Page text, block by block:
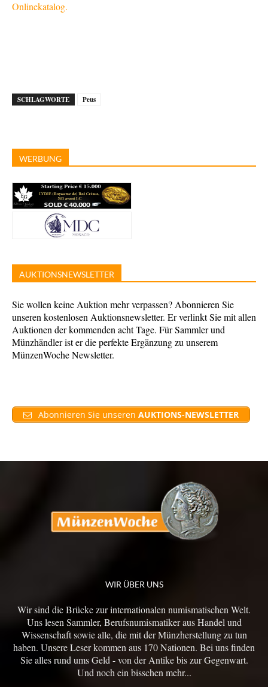
Onlinekatalog.
SCHLAGWORTE Peus
WERBUNG
AUKTIONSNEWSLETTER
Sie wollen keine Auktion mehr verpassen? Abonnieren Sie
unseren kostenlosen Auktionsnewsletter. Er verlinkt Sie mit allen
Auktionen der kommenden acht Tage. Für Sammler und
Münzhändler ist er die perfekte Ergänzung zu unserem
MünzenWoche Newsletter.
Abonnieren Sie unseren AUKTIONS-NEWSLETTER
WIR ÜBER UNS
Wir sind die Brücke zur internationalen numismatischen Welt.
Uns lesen Sammler, Berufsnumismatiker aus Handel und
Wissenschaft sowie alle, die mit der Münzherstellung zu tun
haben. Unsere Leser kommen aus 170 Nationen. Bei uns finden
Sie alles rund ums Geld - von der Antike bis zur Gegenwart.
Und noch ein bisschen mehr...